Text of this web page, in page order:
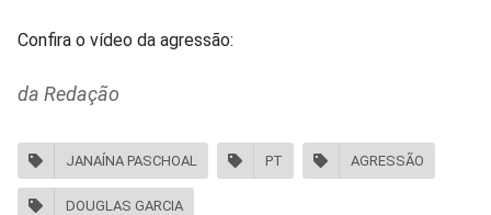
Confira o vídeo da agressão:
da Redação
JANAÍNA PASCHOAL PT AGRESSÃO
DOUGLAS GARCIA